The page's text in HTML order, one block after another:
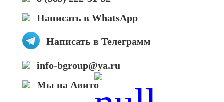
Написать в WhatsApp
Написать в Телеграмм
info-bgroup@ya.ru
Мы на Авито